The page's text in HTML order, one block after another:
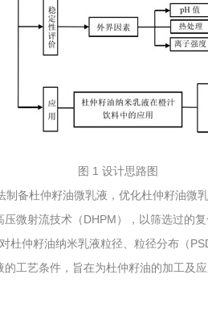
图 1 设计思路图
制备杜仲籽油微乳液，优化杜仲籽油微
微射流技术（DHPM），以筛选过的
杜仲籽油纳米乳液粒径、粒径分布（
工艺条件，旨在为杜仲籽油的加工及